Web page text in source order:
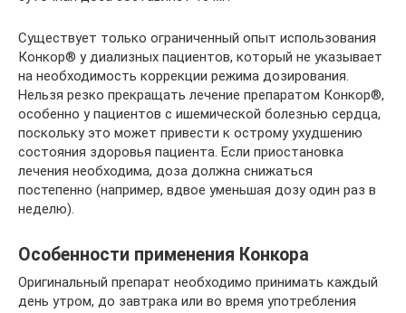
Существует только ограниченный опыт использования
Конкор® у диализных пациентов, который не указывает
на необходимость коррекции режима дозирования.
Нельзя резко прекращать лечение препаратом Конкор®,
особенно у пациентов с ишемической болезнью сердца,
поскольку это может привести к острому ухудшению
состояния здоровья пациента. Если приостановка
лечения необходима, доза должна снижаться
постепенно (например, вдвое уменьшая дозу один раз в
неделю).
Особенности применения Конкора
Оригинальный препарат необходимо принимать каждый
день утром, до завтрака или во время употребления